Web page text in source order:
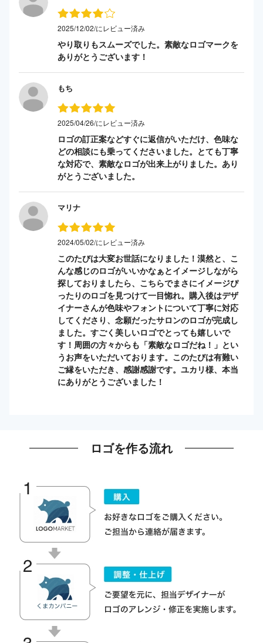
2025/12/02/にレビュー済み
やり取りもスムーズでした。素敵なロゴマークを
ありがとうございます！
もち
2025/04/26/にレビュー済み
ロゴの訂正案などすぐに返信がいただけ、色味な
どの相談にも乗ってくださいました。とても丁寧
な対応で、素敵なロゴが出来上がりました。あり
がとうございました。
マリナ
2024/05/02/にレビュー済み
このたびは大変お世話になりました！漠然と、こ
んな感じのロゴがいいかなぁとイメージしながら
探しておりましたら、こちらでまさにイメージぴ
ったりのロゴを見つけて一目惚れ。購入後はデザ
イナーさんが色味やフォントについて丁寧に対応
してくださり、念願だったサロンのロゴが完成し
ました。すごく美しいロゴでとっても嬉しいで
す！周囲の方々からも「素敵なロゴだね！」とい
うお声をいただいております。このたびは有難い
ご縁をいただき、感謝感謝です。ユカリ様、本当
にありがとうございました！
ロゴを作る流れ